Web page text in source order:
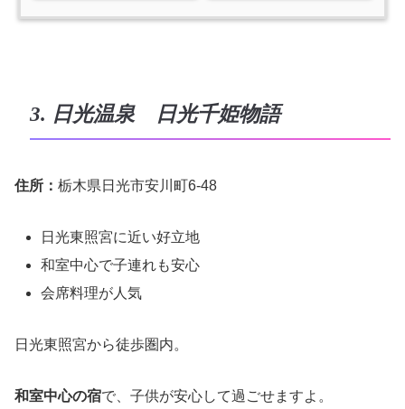
3. 日光温泉 日光千姫物語
住所： 栃木県日光市安川町6-48
日光東照宮に近い好立地
和室中心で子連れも安心
会席料理が人気
日光東照宮から徒歩圏内。
和室中心の宿で、子供が安心して過ごせますよ。